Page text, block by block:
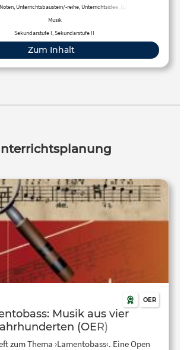
Schulen.
Unterrichtsbaustein/-reihe, Unterrichtsidee, (Lehr-)Buch,
Musik
Sekundarstufe I, Sekundarstufe II
Zum Inhalt
OER
Musik aus vier
(OER)
zum Thema ›Lamentobass‹. Eine Open